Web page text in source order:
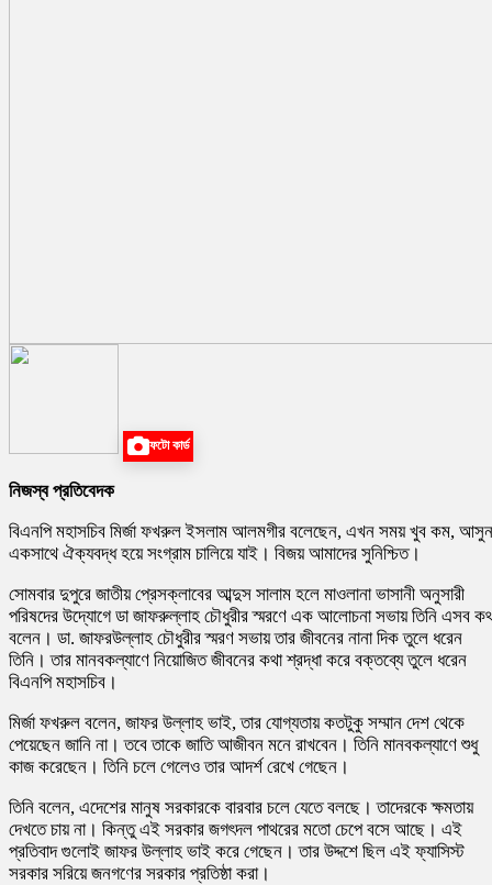
ফটো কার্ড
নিজস্ব প্রতিবেদক
বিএনপি মহাসচিব মির্জা ফখরুল ইসলাম আলমগীর বলেছেন, এখন সময় খুব কম, আসুন
একসাথে ঐক্যবদ্ধ হয়ে সংগ্রাম চালিয়ে যাই। বিজয় আমাদের সুনিশ্চিত।
সোমবার দুপুরে জাতীয় প্রেসক্লাবের আব্দুস সালাম হলে মাওলানা ভাসানী অনুসারী
পরিষদের উদ্যোগে ডা জাফরুল্লাহ চৌধুরীর স্মরণে এক আলোচনা সভায় তিনি এসব
বলেন। ডা. জাফরউল্লাহ চৌধুরীর স্মরণ সভায় তার জীবনের নানা দিক তুলে ধরেন
তিনি। তার মানবকল্যাণে নিয়োজিত জীবনের কথা শ্রদ্ধা করে বক্তব্যে তুলে ধরেন
বিএনপি মহাসচিব।
মির্জা ফখরুল বলেন, জাফর উল্লাহ ভাই, তার যোগ্যতায় কতটুকু সম্মান দেশ থেকে
পেয়েছেন জানি না। তবে তাকে জাতি আজীবন মনে রাখবেন। তিনি মানবকল্যাণে শুধু
কাজ করেছেন। তিনি চলে গেলেও তার আদর্শ রেখে গেছেন।
তিনি বলেন, এদেশের মানুষ সরকারকে বারবার চলে যেতে বলছে। তাদেরকে ক্ষমতায়
দেখতে চায় না। কিন্তু এই সরকার জগৎদল পাথরের মতো চেপে বসে আছে। এই
প্রতিবাদ গুলোই জাফর উল্লাহ ভাই করে গেছেন। তার উদ্দশে ছিল এই ফ্যাসিস্ট
সরকার সরিয়ে জনগণের সরকার প্রতিষ্ঠা করা।